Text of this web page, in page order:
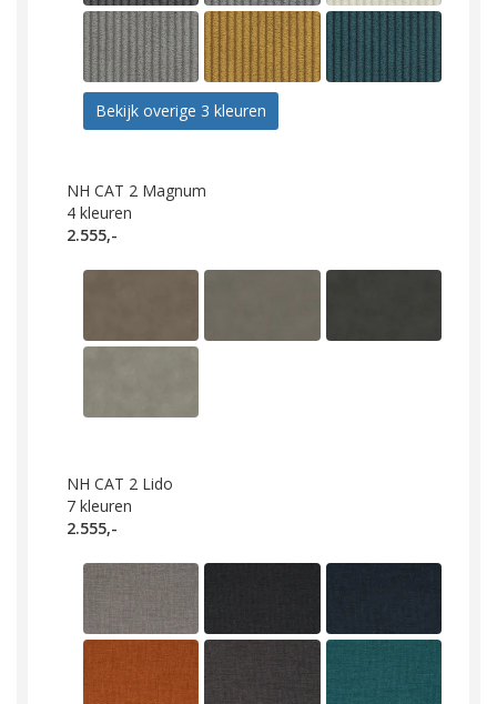
Bekijk overige 3 kleuren
NH CAT 2 Magnum
4 kleuren
2.555,-
NH CAT 2 Lido
7 kleuren
2.555,-